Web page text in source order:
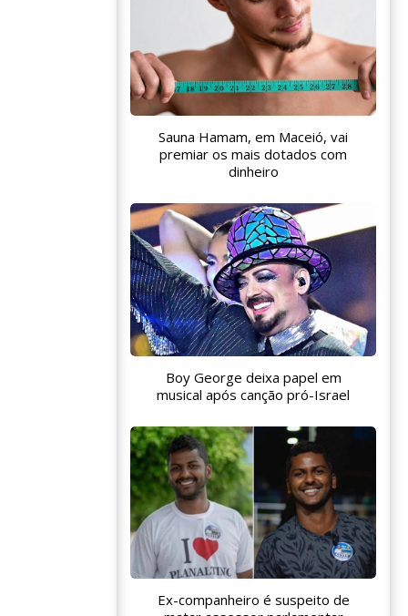
Sauna Hamam, em Maceió, vai
premiar os mais dotados com
dinheiro
Boy George deixa papel em
musical após canção pró-Israel
Ex-companheiro é suspeito de